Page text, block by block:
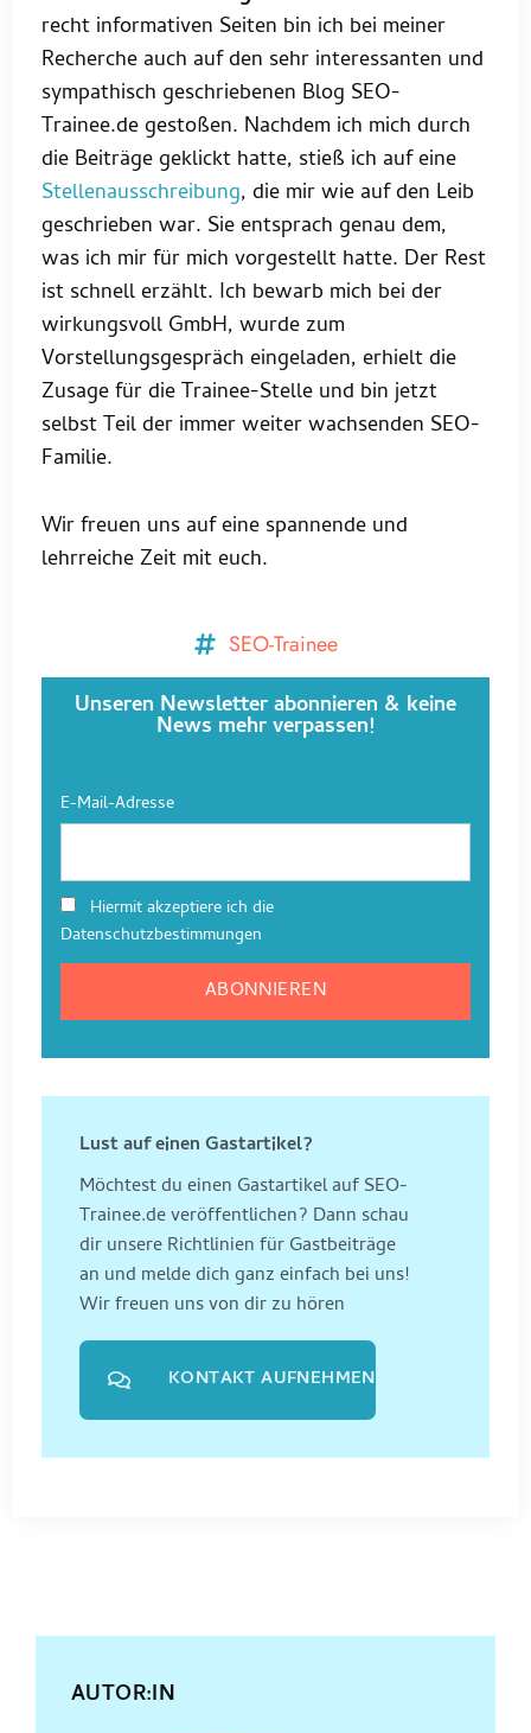
recht informativen Seiten bin ich bei meiner
Recherche auch auf den sehr interessanten und
sympathisch geschriebenen Blog SEO-
Trainee.de gestoßen. Nachdem ich mich durch
die Beiträge geklickt hatte, stieß ich auf eine
Stellenausschreibung, die mir wie auf den Leib
geschrieben war. Sie entsprach genau dem,
was ich mir für mich vorgestellt hatte. Der Rest
ist schnell erzählt. Ich bewarb mich bei der
wirkungsvoll GmbH, wurde zum
Vorstellungsgespräch eingeladen, erhielt die
Zusage für die Trainee-Stelle und bin jetzt
selbst Teil der immer weiter wachsenden SEO-
Familie.
Wir freuen uns auf eine spannende und
lehrreiche Zeit mit euch.
SEO-Trainee
Unseren Newsletter abonnieren & keine
News mehr verpassen!
E-Mail-Adresse
Hiermit akzeptiere ich die
Datenschutzbestimmungen
Lust auf einen Gastartikel?
Möchtest du einen Gastartikel auf SEO-
Trainee.de veröffentlichen? Dann schau
dir unsere Richtlinien für Gastbeiträge
an und melde dich ganz einfach bei uns!
Wir freuen uns von dir zu hören
KONTAKT AUFNEHMEN
AUTOR:IN